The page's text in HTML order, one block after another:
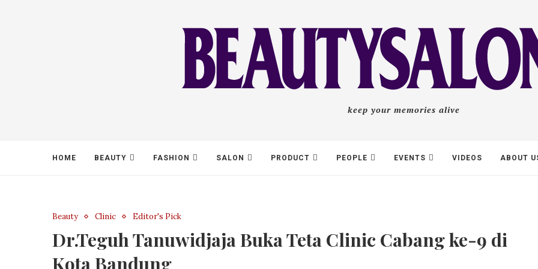
keep your memories alive
HOME BEAUTY FASHION SALON PRODUCT PEOPLE EVENTS VIDEOS ABOUT
Beauty Clinic Editor's Pick
Dr.Teguh Tanuwidjaja Buka Teta Clinic Cabang ke-9 di
Kota Bandung